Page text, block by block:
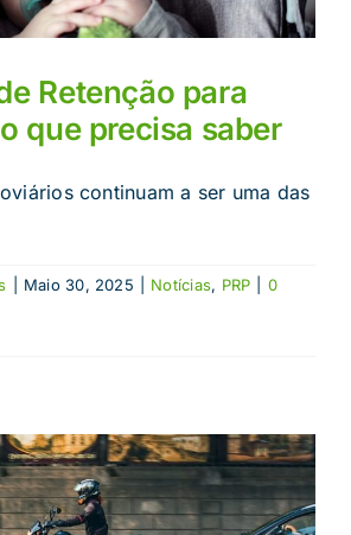
Retenção para
que precisa saber
continuam a ser uma das
Maio 30, 2025 Notícias, PRP
0